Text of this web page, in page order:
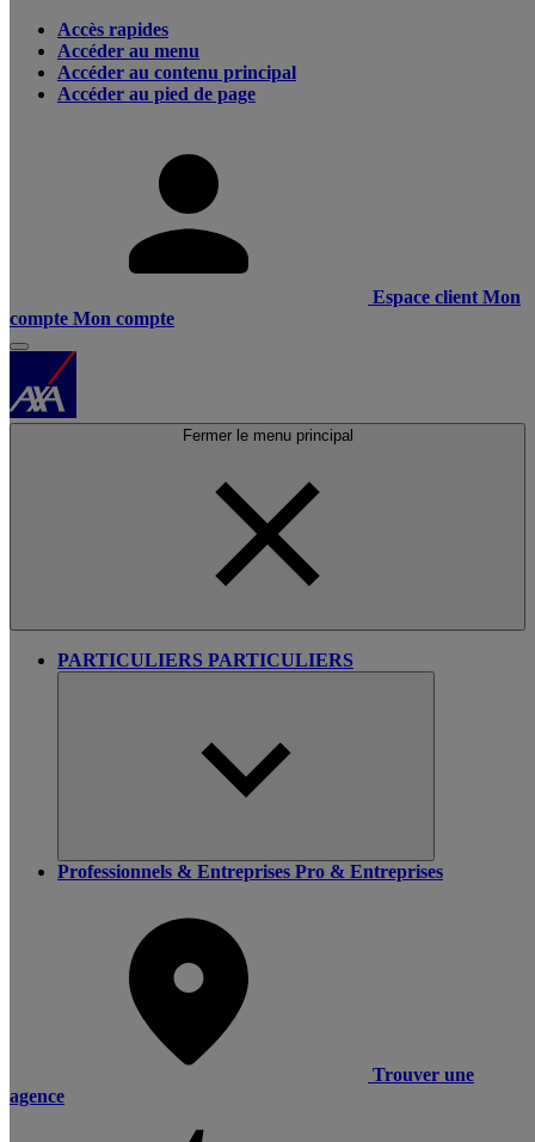
Accès rapides
Accéder au menu
Accéder au contenu principal
Accéder au pied de page
Espace client Mon
compte Mon compte
Fermer le menu principal
PARTICULIERS PARTICULIERS
Professionnels & Entreprises Pro & Entreprises
Trouver une
agence